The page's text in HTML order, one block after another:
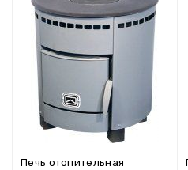
Печь отопительная